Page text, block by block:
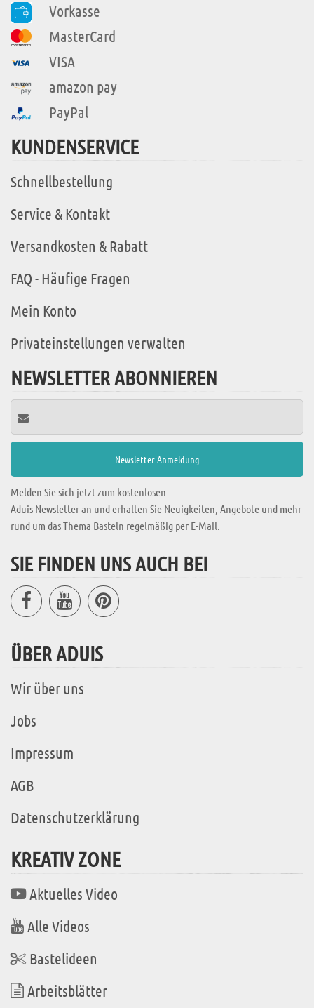
Vorkasse
MasterCard
VISA
amazon pay
PayPal
KUNDENSERVICE
Schnellbestellung
Service & Kontakt
Versandkosten & Rabatt
FAQ - Häufige Fragen
Mein Konto
Privateinstellungen verwalten
NEWSLETTER ABONNIEREN
Melden Sie sich jetzt zum kostenlosen
Aduis Newsletter an und erhalten Sie Neuigkeiten, Angebote und mehr
rund um das Thema Basteln regelmäßig per E-Mail.
SIE FINDEN UNS AUCH BEI
ÜBER ADUIS
Wir über uns
Jobs
Impressum
AGB
Datenschutzerklärung
KREATIV ZONE
Aktuelles Video
Alle Videos
Bastelideen
Arbeitsblätter